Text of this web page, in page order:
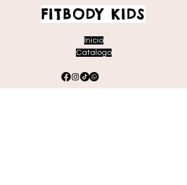
FITBODY KIDS
Inicio
Catalogo